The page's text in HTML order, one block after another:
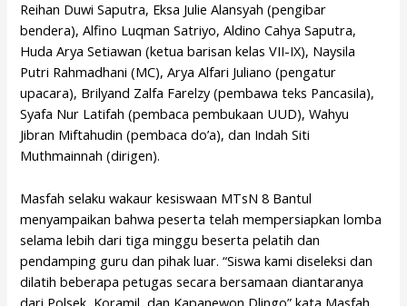
Reihan Duwi Saputra, Eksa Julie Alansyah (pengibar
bendera), Alfino Luqman Satriyo, Aldino Cahya Saputra,
Huda Arya Setiawan (ketua barisan kelas VII-IX), Naysila
Putri Rahmadhani (MC), Arya Alfari Juliano (pengatur
upacara), Brilyand Zalfa Farelzy (pembawa teks Pancasila),
Syafa Nur Latifah (pembaca pembukaan UUD), Wahyu
Jibran Miftahudin (pembaca do’a), dan Indah Siti
Muthmainnah (dirigen).
Masfah selaku wakaur kesiswaan MTsN 8 Bantul
menyampaikan bahwa peserta telah mempersiapkan lomba
selama lebih dari tiga minggu beserta pelatih dan
pendamping guru dan pihak luar. “Siswa kami diseleksi dan
dilatih beberapa petugas secara bersamaan diantaranya
dari Polsek, Koramil, dan Kapanewon Dlingo” kata Masfah.